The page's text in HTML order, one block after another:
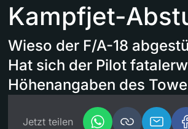
Kampfjet-
Wieso der F/A-18
Hat sich der Pilot
Höhenangaben des
Jetzt teilen